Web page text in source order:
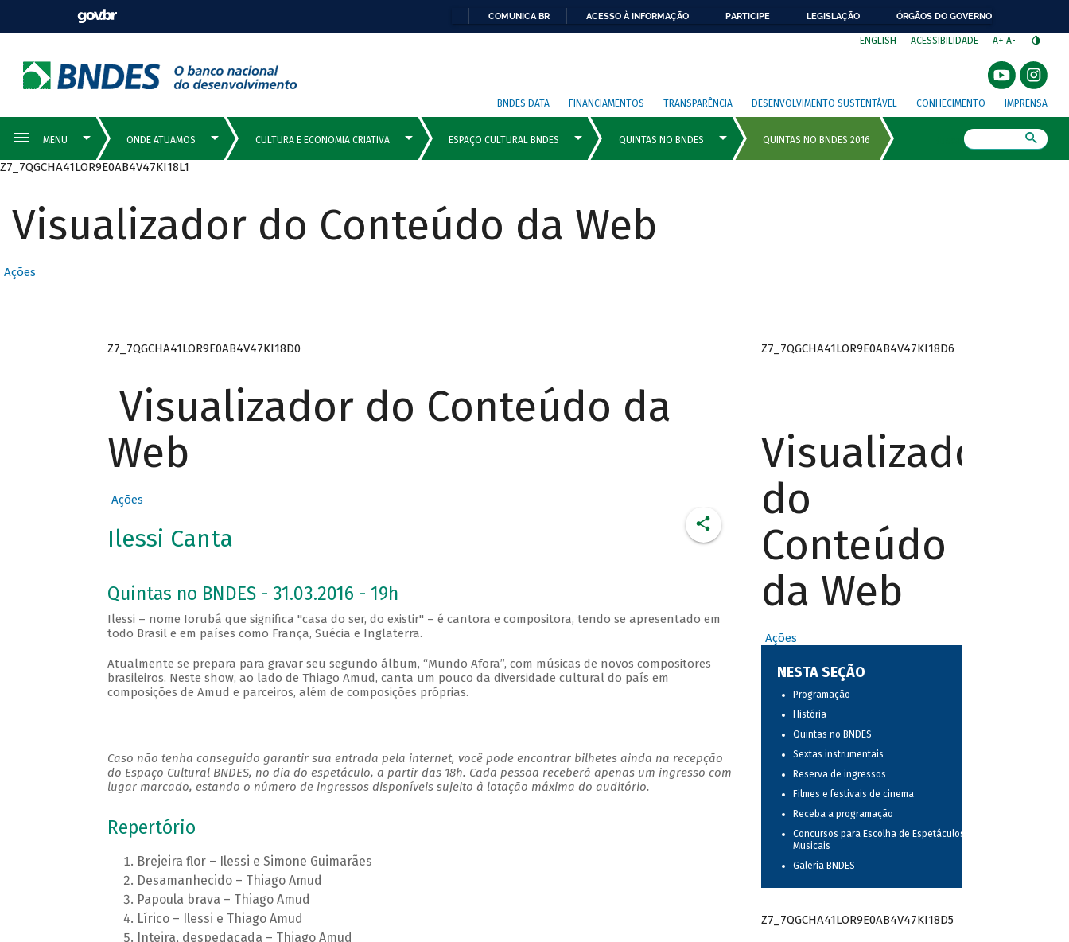
COMUNICA BR ACESSO À INFORMAÇÃO PARTICIPE LEGISLAÇÃO ÓRGÃOS DO GOVERNO
ENGLISH ACESSIBILIDADE A+ A-
BNDES DATA FINANCIAMENTOS TRANSPARÊNCIA DESENVOLVIMENTO SUSTENTÁVEL CONHECIMENTO IMPRENSA
Z7_7QGCHA41LOR9E0AB4V47KI18L1
Visualizador do Conteúdo da Web
Ações
Z7_7QGCHA41LOR9E0AB4V47KI18D0
Visualizador do Conteúdo da
Web
Ações
Ilessi Canta
Quintas no BNDES - 31.03.2016 - 19h
Ilessi – nome Iorubá que significa "casa do ser, do existir" – é cantora e compositora, tendo se apresentado em
todo Brasil e em países como França, Suécia e Inglaterra.
Atualmente se prepara para gravar seu segundo álbum, “Mundo Afora”, com músicas de novos compositores
brasileiros. Neste show, ao lado de Thiago Amud, canta um pouco da diversidade cultural do país em
composições de Amud e parceiros, além de composições próprias.
Caso não tenha conseguido garantir sua entrada pela internet, você pode encontrar bilhetes ainda na recepção
do Espaço Cultural BNDES, no dia do espetáculo, a partir das 18h. Cada pessoa receberá apenas um ingresso com
lugar marcado, estando o número de ingressos disponíveis sujeito à lotação máxima do auditório.
Repertório
Brejeira flor – Ilessi e Simone Guimarães
Desamanhecido – Thiago Amud
Papoula brava – Thiago Amud
Lírico – Ilessi e Thiago Amud
Inteira, despedaçada – Thiago Amud
Z7_7QGCHA41LOR9E0AB4V47KI18D6
Visualizador
do
Conteúdo
da Web
Ações
NESTA SEÇÃO
Programação
História
Quintas no BNDES
Sextas instrumentais
Reserva de ingressos
Filmes e festivais de cinema
Receba a programação
Concursos para Escolha de Espetáculos
Musicais
Galeria BNDES
Z7_7QGCHA41LOR9E0AB4V47KI18D5